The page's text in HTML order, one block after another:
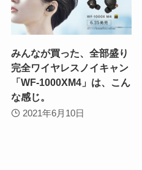
みんなが買った、全部盛り
完全ワイヤレスノイキャン
「WF-1000XM4」は、こん
な感じ。
2021年6月10日